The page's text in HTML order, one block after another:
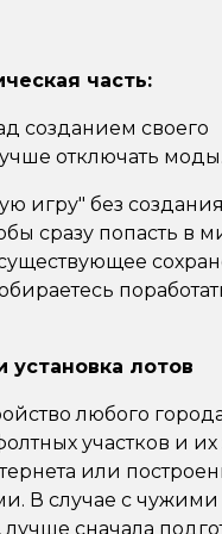
часть:
созданием своего
отключать моды.
игру" без
сразу попасть в
установка лотов
любого
участков и
или
В случае с чужими
сначала